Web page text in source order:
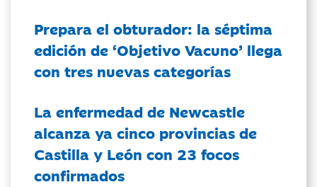
Prepara el obturador: la séptima
edición de ‘Objetivo Vacuno’ llega
con tres nuevas categorías
La enfermedad de Newcastle
alcanza ya cinco provincias de
Castilla y León con 23 focos
confirmados